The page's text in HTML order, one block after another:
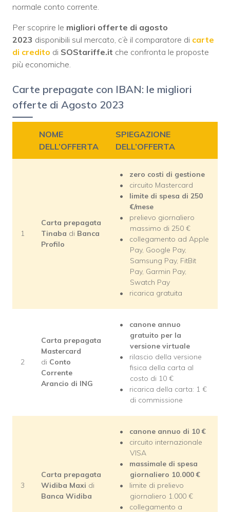
normale conto corrente.
Per scoprire le migliori offerte di agosto
2023 disponibili sul mercato, c’è il comparatore di carte
di credito di SOStariffe.it che confronta le proposte
più economiche.
Carte prepagate con IBAN: le migliori
offerte di Agosto 2023
NOME
DELL’OFFERTA
SPIEGAZIONE
DELL’OFFERTA
1
Carta prepagata
Tinaba di Banca
Profilo
zero costi di gestione
circuito Mastercard
limite di spesa di 250
€/mese
prelievo giornaliero
massimo di 250 €
collegamento ad Apple
Pay, Google Pay,
Samsung Pay, FitBit
Pay, Garmin Pay,
Swatch Pay
ricarica gratuita
2
Carta prepagata
Mastercard
di Conto
Corrente
Arancio di ING
canone annuo
gratuito per la
versione virtuale
rilascio della versione
fisica della carta al
costo di 10 €
ricarica della carta: 1 €
di commissione
3
Carta prepagata
Widiba Maxi di
Banca Widiba
canone annuo di 10 €
circuito internazionale
VISA
massimale di spesa
giornaliero 10.000 €
limite di prelievo
giornaliero 1.000 €
collegamento a